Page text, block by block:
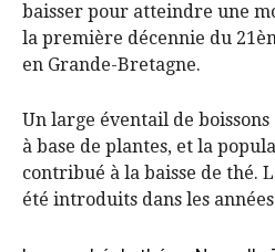
baisser pour atteindre une
la première décennie du
en Grande-Bretagne.
Un large éventail de
à base de plantes, et la
contribué à la baisse de thé.
été introduits dans les années